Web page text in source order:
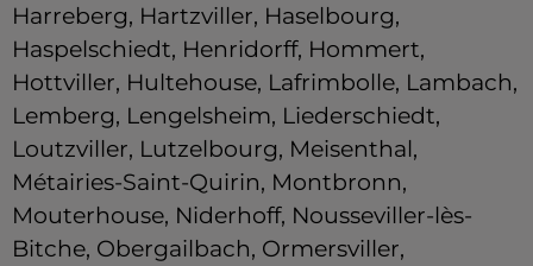
Harreberg, Hartzviller, Haselbourg,
Haspelschiedt, Henridorff, Hommert,
Hottviller, Hultehouse, Lafrimbolle, Lambach,
Lemberg, Lengelsheim, Liederschiedt,
Loutzviller, Lutzelbourg, Meisenthal,
Métairies-Saint-Quirin, Montbronn,
Mouterhouse, Niderhoff, Nousseviller-lès-
Bitche, Obergailbach, Ormersviller,